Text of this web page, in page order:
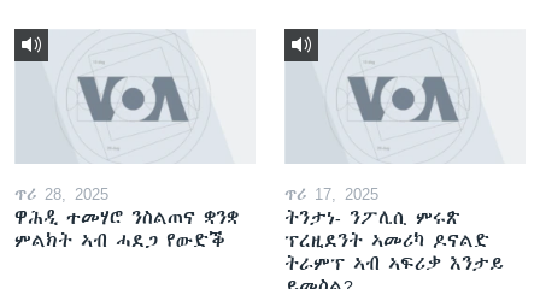
ጥሪ 28, 2025
ዋሕዲ ተመሃሮ ንስልጠና ቋንቋ
ምልክት ኣብ ሓደጋ የውድቕ
ጥሪ 17, 2025
ትንታነ- ንፖሊሲ ምሩጽ
ፕረዚደንት ኣመሪካ ዶናልድ
ትራምፕ ኣብ ኣፍሪቃ እንታይ